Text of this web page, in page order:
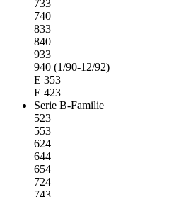
733
740
833
840
933
940 (1/90-12/92)
E 353
E 423
Serie B-Familie
523
553
624
644
654
724